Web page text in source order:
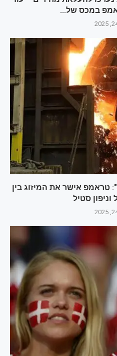
במכס של...
משרות": טראמפ אישר את המיזוג בין
וניפון סטיל